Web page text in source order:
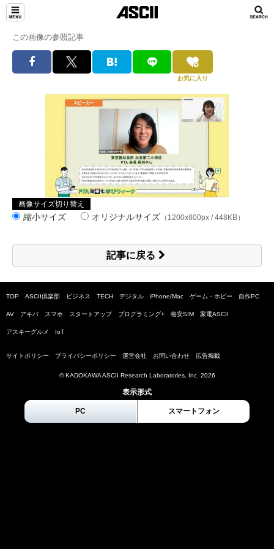
この画像の参照記事
お気に入り
画像サイズ切り替え
縮小サイズ オリジナルサイズ （1200x800px / 448KB）
記事に戻る
TOP ASCII倶楽部 ビジネス TECH デジタル iPhone/Mac ゲーム・ホビー 自作PC
AV アキバ スマホ スタートアップ プログラミング+ 格安SIM 家電ASCII
アスキーグルメ IoT
サイトポリシー プライバシーポリシー 運営会社 お問い合わせ 広告掲載
© KADOKAWA ASCII Research Laboratories, Inc. 2026
表示形式
PC スマートフォン